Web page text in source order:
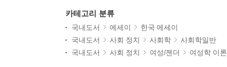
카테고리 분류
국내도서 에세이
한국 에세이
국내도서
사회 정치 사회학
사회학일반
국내도서
사회 정치 여성/젠더 여성학 이론